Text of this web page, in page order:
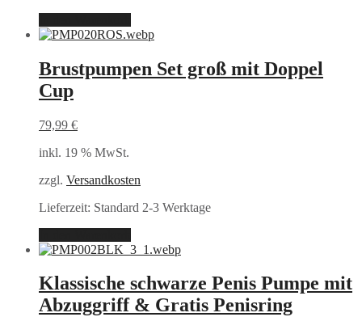
Brustpumpen Set groß mit Doppel
Cup
79,99 €
inkl. 19 % MwSt.
zzgl. Versandkosten
Lieferzeit: Standard 2-3 Werktage
Klassische schwarze Penis Pumpe mit
Abzuggriff & Gratis Penisring